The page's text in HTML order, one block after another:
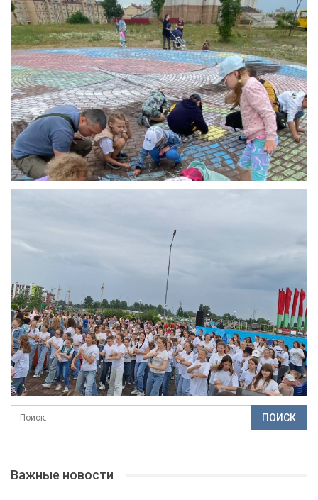
Важные новости